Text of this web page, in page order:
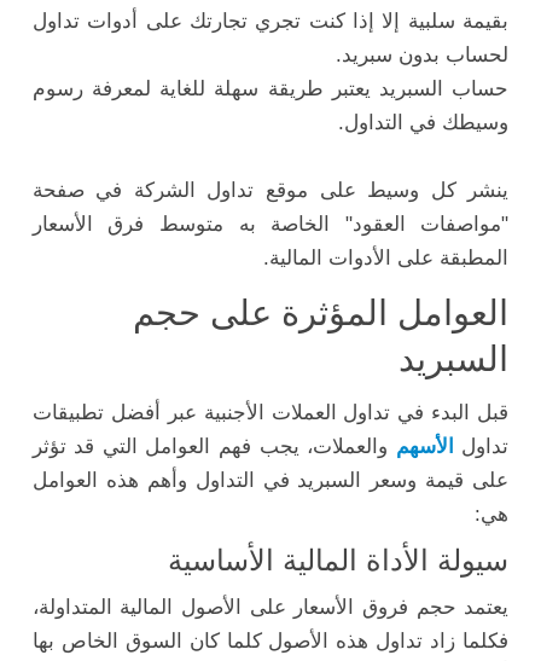
بقيمة سلبية إلا إذا كنت تجري تجارتك على أدوات تداول
لحساب بدون سبريد.
حساب السبريد يعتبر طريقة سهلة للغاية لمعرفة رسوم
وسيطك في التداول.
ينشر كل وسيط على موقع تداول الشركة في صفحة
"مواصفات العقود" الخاصة به متوسط فرق الأسعار
المطبقة على الأدوات المالية.
العوامل المؤثرة على حجم
السبريد
قبل البدء في تداول العملات الأجنبية عبر أفضل تطبيقات
تداول الأسهم والعملات، يجب فهم العوامل التي قد تؤثر
على قيمة وسعر السبريد في التداول وأهم هذه العوامل
هي:
سيولة الأداة المالية الأساسية
يعتمد حجم فروق الأسعار على الأصول المالية المتداولة،
فكلما زاد تداول هذه الأصول كلما كان السوق الخاص بها